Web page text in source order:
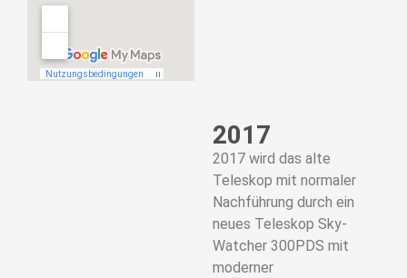
2017
2017 wird das alte
Teleskop mit normaler
Nachführung durch ein
neues Teleskop Sky-
Watcher 300PDS mit
moderner